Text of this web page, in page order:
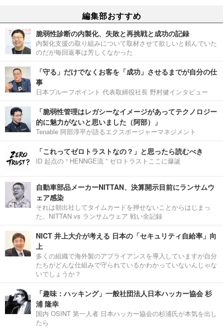
編集部おすすめ
脆弱性診断の内製化、失敗と再挑戦と成功の記録
内製化支援の取り組みについて取材させて欲しいと頼んでいた
のだが毎回返事は芳しくなかった
「守る」だけでなくお客を「成功」させるまでが自分の仕
事
日本プルーフポイント 代表取締役社長 野村健インタビュー
「脆弱性管理はレガシーなイメージがあってテクノロジー
的に魅力がないと思いました（阿部）」
Tenable 阿部淳平が語るエクスポージャーマネジメント
「これってゼロトラストなの？」と思ったら読むべき
ID 起点の “ HENNGE流 ” ゼロトラストここに爆誕
自動車部品メーカーNITTAN、決算開示目前にランサムウ
ェア感染
それは朝出社してタイムカードを押せないことからはじまっ
た。NITTAN vs ランサムウェア 戦い全記録
NICT 井上大介が考える 日本の「セキュリティ自給率」向
上
多くの組織で海外製のアプライアンスを導入していますが自分
たちがどんな仕組みで守られているかわかっていないんじゃな
いでしょうか？
「趣味：ハッキング」一般社団法人日本ハッカー協会 杉
浦 隆幸
国内 OSINT 第一人者 日本ハッカー協会の杉浦氏が本気を出し
たら